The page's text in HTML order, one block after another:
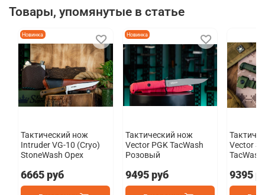
Товары, упомянутые в статье
Новинка
Тактический нож
Intruder VG-10 (Cryo)
StoneWash Орех
6665 руб
Новинка
Тактический нож
Vector PGK TacWash
Розовый
9495 руб
Vector
9395